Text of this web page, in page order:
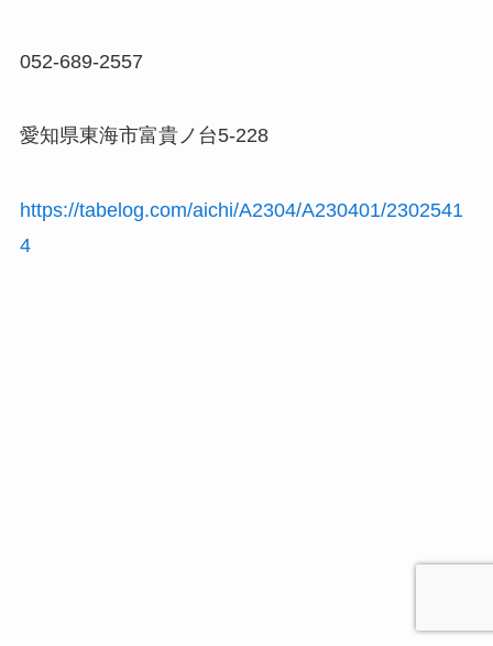
052-689-2557
愛知県東海市富貴ノ台5-228
https://tabelog.com/aichi/A2304/A230401/2302541
4